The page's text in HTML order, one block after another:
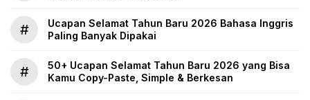
#
Ucapan Selamat Tahun Baru 2026 Bahasa Inggris
Paling Banyak Dipakai
#
50+ Ucapan Selamat Tahun Baru 2026 yang Bisa
Kamu Copy-Paste, Simple & Berkesan